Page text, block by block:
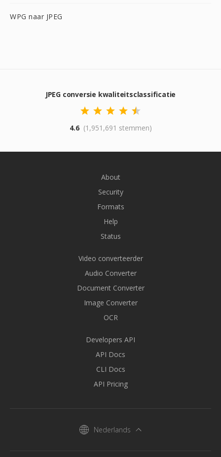
WPG naar JPEG
JPEG conversie kwaliteitsclassificatie
4.6 (1,951,691 stemmen)
About
Security
Formats
Help
Status
Video converteerder
Audio Converter
Document Converter
Image Converter
OCR
Developers API
API Docs
CLI Docs
API Pricing
Nederlands